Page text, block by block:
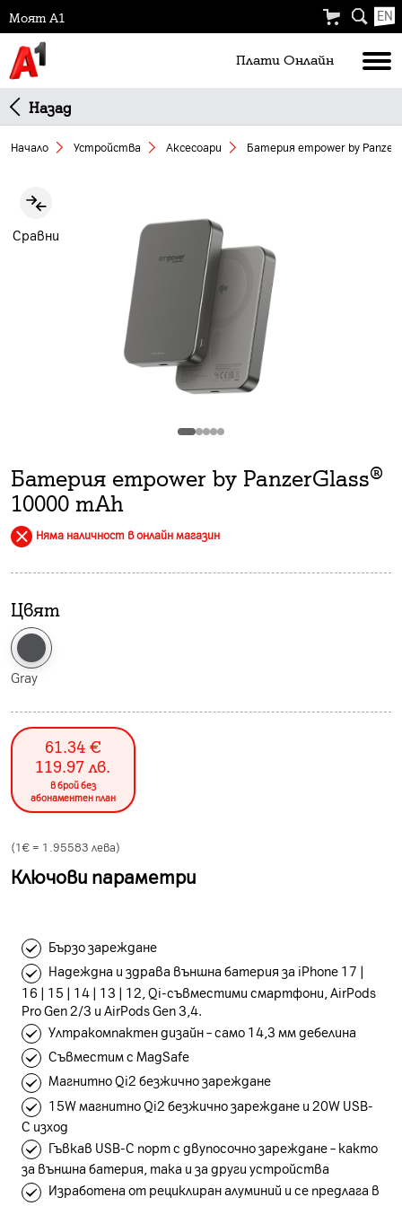
Моят А1 EN
Плати Oнлайн
Назад
Начало Устройства Аксесоари Батерия empower by
Сравни
Батерия empower by PanzerGlass®
10000 mAh
Няма наличност в онлайн магазин
Цвят
Gray
61.34 €
119.97 лв.
в брой без
абонаментен план
(1€ = 1.95583 лева)
Ключови параметри
Бързо зареждане
Надеждна и здрава външна батерия за iPhone 17 |
16 | 15 | 14 | 13 | 12, Qi-съвместими смартфони, AirPods
Pro Gen 2/3 и AirPods Gen 3,4.
Ултракомпактен дизайн – само 14,3 мм дебелина
Съвместим с MagSafe
Магнитно Qi2 безжично зареждане
15W магнитно Qi2 безжично зареждане и 20W USB-
C изход
Гъвкав USB-C порт с двупосочно зареждане – както
за външна батерия, така и за други устройства
Изработена от рециклиран алуминий и се предлага в